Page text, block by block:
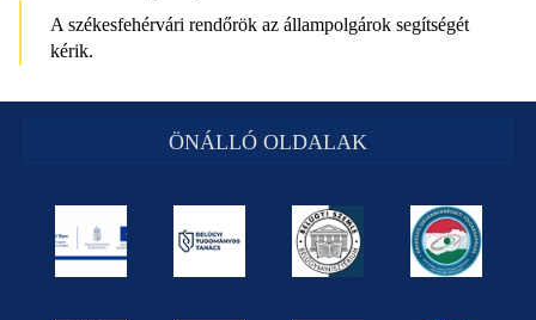
A székesfehérvári rendőrök az állampolgárok segítségét
kérik.
ÖNÁLLÓ OLDALAK